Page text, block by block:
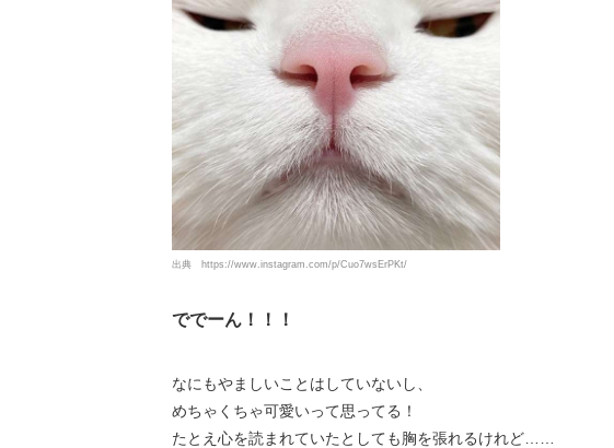
出典 https://www.instagram.com/p/Cuo7wsErPKt/
ででーん！！！
なにもやましいことはしていないし、
めちゃくちゃ可愛いって思ってる！
たとえ心を読まれていたとしても胸を張れるけれど……